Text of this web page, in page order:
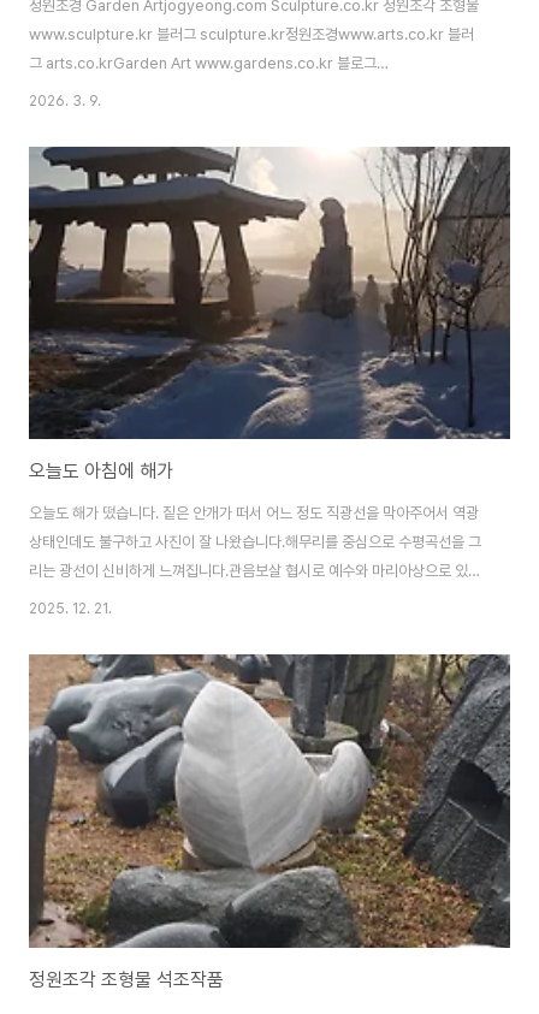
정원조경 Garden Artjogyeong.com Sculpture.co.kr 정원조각 조형물
www.sculpture.kr 블러그 sculpture.kr정원조경www.arts.co.kr 블러
그 arts.co.krGarden Art www.gardens.co.kr 블로그
gardens.co.krSeon Buddhismwww.buddhism.org 블러그
www.buddhas.kr 블러그 buddhas.kr양평원두막www.wondumak.c..
2026. 3. 9.
오늘도 아침에 해가
오늘도 해가 떴습니다. 짙은 안개가 떠서 어느 정도 직광선을 막아주어서 역광
상태인데도 불구하고 사진이 잘 나왔습니다.해무리를 중심으로 수평곡선을 그
리는 광선이 신비하게 느껴집니다.관음보살 협시로 예수와 마리아상으로 있는
데 예수상은 가려서 보이질 않습니다. 전면의 상은 포대화상입니다.아직도 소
령오석을 가져와 작업을 할 계획인데 웅천에 방문하자면 양평에서 3시간 이상
소요됩니다. 아침안개가 분위기를 잡아 줍니다. 진입로는 어제 02 굴삭기로 서
툴게 닦아 놓았는데 땅이 얼어서 지저분합니다. 가운데 큰 작품 위에 장미를 올
려서 즐겨 보았는데 전정을 했습니다.길 가운데쯤 쌍사자를 설치했는데 좌측사
자가 아직 눈 모자를 쓰고 있습니다. 쌍사자도..
2025. 12. 21.
정원조각 조형물 석조작품